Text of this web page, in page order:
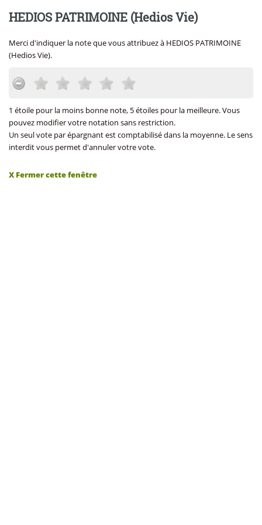
HEDIOS PATRIMOINE (Hedios Vie)
Merci d'indiquer la note que vous attribuez à HEDIOS PATRIMOINE
(Hedios Vie).
1 étoile pour la moins bonne note, 5 étoiles pour la meilleure. Vous
pouvez modifier votre notation sans restriction.
Un seul vote par épargnant est comptabilisé dans la moyenne. Le sens
interdit vous permet d'annuler votre vote.
X Fermer cette fenêtre